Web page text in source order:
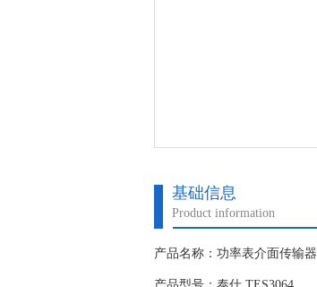
基础信息
Product information
产品名称：功率表介面传输器